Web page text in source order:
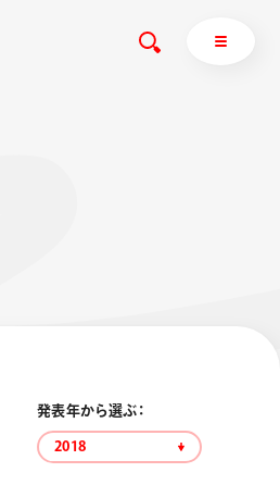
（筆）
発表年から選ぶ：
2018